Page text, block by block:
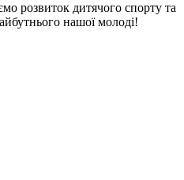
розвиток дитячого спорту та
нашої молоді!